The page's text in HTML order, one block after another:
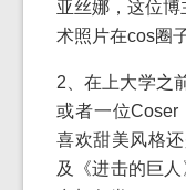
亚丝娜，这位
术照片在cos圈
2、在上大学之
或者一位Coser
喜欢甜美风格
及《进击的巨